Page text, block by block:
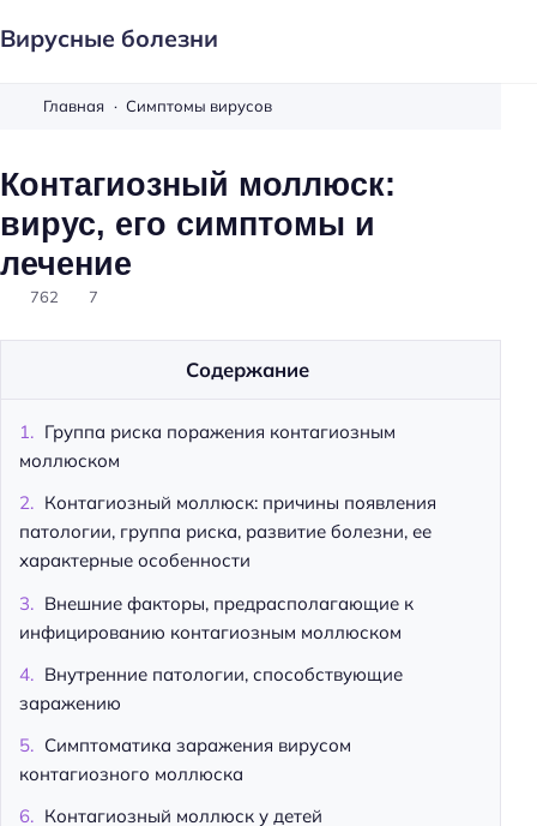
Вирусные болезни
Главная Симптомы вирусов
Контагиозный моллюск:
вирус, его симптомы и
лечение
762 7
Содержание
Группа риска поражения контагиозным
моллюском
Контагиозный моллюск: причины появления
патологии, группа риска, развитие болезни, ее
характерные особенности
Внешние факторы, предрасполагающие к
инфицированию контагиозным моллюском
Внутренние патологии, способствующие
заражению
Симптоматика заражения вирусом
контагиозного моллюска
Контагиозный моллюск у детей